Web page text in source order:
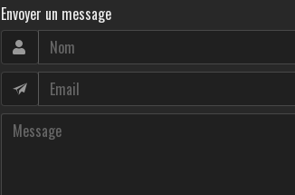
Envoyer un message